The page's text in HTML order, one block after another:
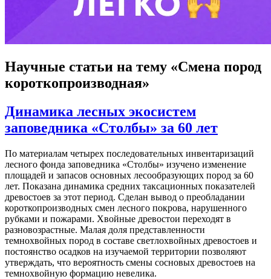
Научные статьи на тему «Смена пород
короткопроизводная»
Динамика лесных экосистем
заповедника «Столбы» за 60 лет
По материалам четырех последовательных инвентаризаций
лесного фонда заповедника «Столбы» изучено изменение
площадей и запасов основных лесообразующих пород за 60
лет. Показана динамика средних таксационных показателей
древостоев за этот период. Сделан вывод о преобладании
короткопроизводных смен лесного покрова, нарушенного
рубками и пожарами. Хвойные древостои переходят в
разновозрастные. Малая доля представленности
темнохвойных пород в составе светлохвойных древостоев и
постоянство осадков на изучаемой территории позволяют
утверждать, что вероятность смены сосновых древостоев на
темнохвойную формацию невелика.